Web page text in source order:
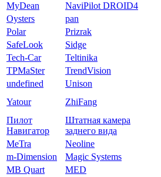
MyDean
NaviPilot DROID4
Oysters
pan
Polar
Prizrak
SafeLook
Sidge
Tech-Car
Teltinika
TPMaSter
TrendVision
undefined
Unison
Yatour
ZhiFang
Пилот
Навигатор
Штатная камера
заднего вида
MeTra
Neoline
m-Dimension
Magic Systems
MB Quart
MED